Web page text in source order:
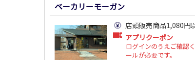
ベーカリーモーガン
店頭販売商品1,080円
アプリクーポン
ログインのうえご確認
ールが必要です。